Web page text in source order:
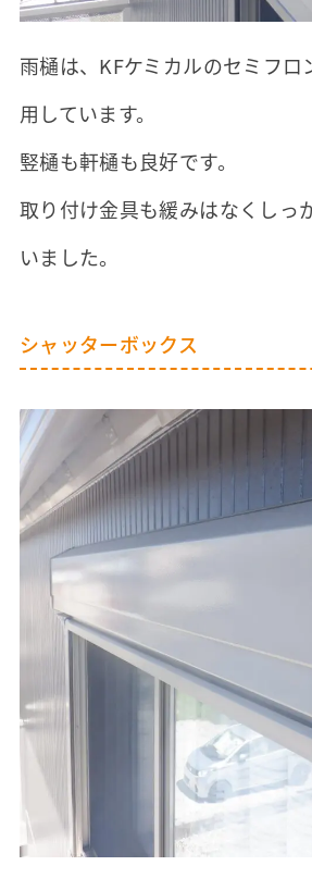
雨樋は、KFケミカルのセミフ
用しています。
竪樋も軒樋も良好です。
取り付け金具も緩みはなくしっ
いました。
シャッターボックス